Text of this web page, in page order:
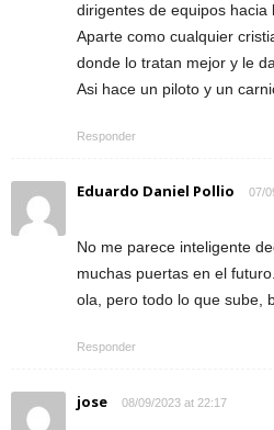
dirigentes de equipos hacia
Aparte como cualquier
donde lo tratan mejor y le
Asi hace un piloto y un
Responder
Eduardo Daniel Pollio 07/
No me parece inteligente
muchas puertas en el
ola, pero todo lo que sube,
Responder
jose 08/09/2023 at 22:17